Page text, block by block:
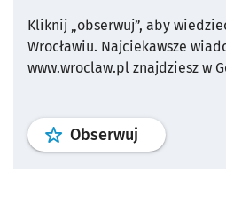
Kliknij „obserwuj”, aby
Wrocławiu. Najciekawsze
www.wroclaw.pl znajdziesz w
Obserwuj profil